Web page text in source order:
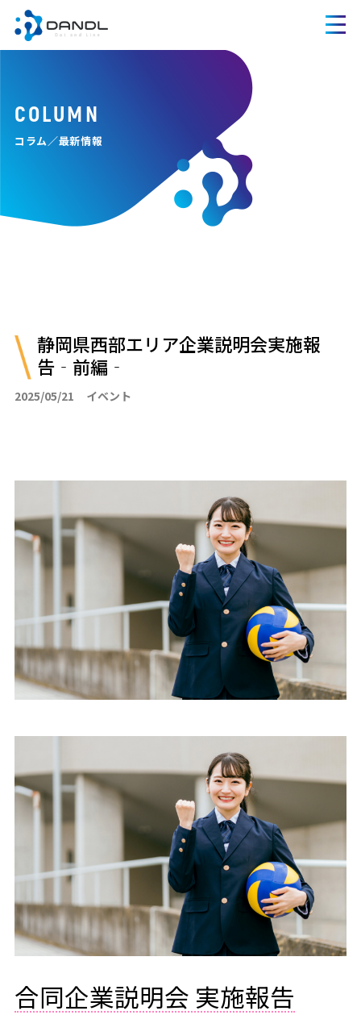
COLUMN
コラム／最新情報
静岡県西部エリア企業説明会実施報
告‐前編‐
2025/05/21 イベント
合同企業説明会 実施報告